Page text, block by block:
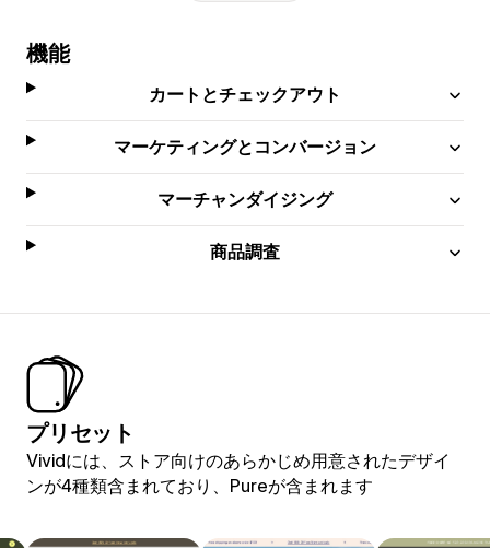
機能
カートとチェックアウト
マーケティングとコンバージョン
マーチャンダイジング
商品調査
プリセット
Vividには、ストア向けのあらかじめ用意されたデザイ
ンが4種類含まれており、Pureが含まれます